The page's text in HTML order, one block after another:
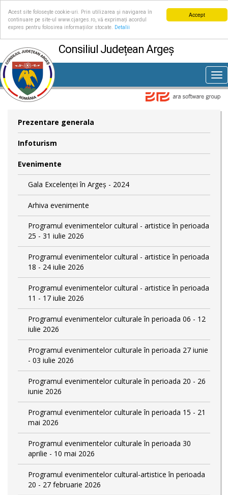
Accept
Acest site folosește cookie-uri. Prin utilizarea și navigarea în
continuare pe site-ul www.cjarges.ro, vă exprimați acordul
expres pentru folosirea informațiilor stocate.
Detalii
Consiliul Județean Argeș
Prezentare generala
Infoturism
Evenimente
Gala Excelenței în Argeș - 2024
Arhiva evenimente
Programul evenimentelor cultural - artistice în perioada
25 - 31 iulie 2026
Programul evenimentelor cultural - artistice în perioada
18 - 24 iulie 2026
Programul evenimentelor cultural - artistice în perioada
11 - 17 iulie 2026
Programul evenimentelor culturale în perioada 06 - 12
iulie 2026
Programul evenimentelor culturale în perioada 27 iunie
- 03 iulie 2026
Programul evenimentelor culturale în perioada 20 - 26
iunie 2026
Programul evenimentelor culturale în perioada 15 - 21
mai 2026
Programul evenimentelor culturale în perioada 30
aprilie - 10 mai 2026
Programul evenimentelor cultural-artistice în perioada
20 - 27 februarie 2026